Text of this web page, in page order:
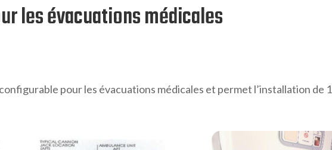
les évacuations médicales
pour les évacuations médicales et permet l’installation de